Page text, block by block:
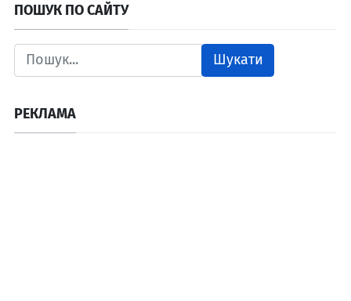
ПОШУК ПО САЙТУ
Шукати
РЕКЛАМА